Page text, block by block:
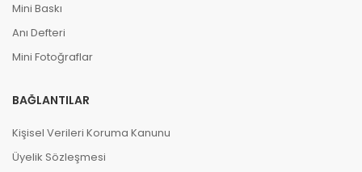
Mini Baskı
Anı Defteri
Mini Fotoğraflar
BAĞLANTILAR
Kişisel Verileri Koruma Kanunu
Üyelik Sözleşmesi